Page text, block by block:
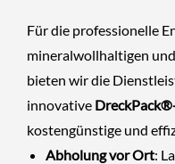
Für die professionelle
mineralwollhaltigen
bieten wir die
innovative
kostengünstige und
Abholung vor Ort: